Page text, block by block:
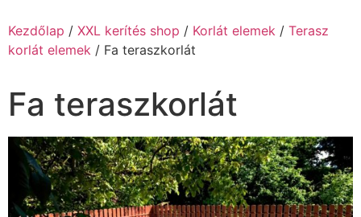
Kezdőlap / XXL kerítés shop / Korlát elemek / Terasz
korlát elemek / Fa teraszkorlát
Fa teraszkorlát